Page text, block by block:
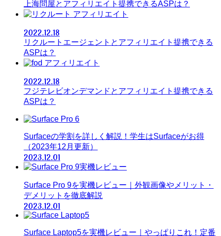
上海問屋とアフィリエイト提携できるASPは？
アフィリエイト
2022.12.18
リクルートエージェントとアフィリエイト提携できる
ASPは？
アフィリエイト
2022.12.18
フジテレビオンデマンドとアフィリエイト提携できる
ASPは？
Surfaceの学割を詳しく解説！学生はSurfaceがお得
（2023年12月更新）
2023.12.01
Surface Pro 9を実機レビュー｜外観画像やメリット・
デメリットを徹底解説
2023.12.01
Surface Laptop5を実機レビュー｜やっぱりこれ！定番